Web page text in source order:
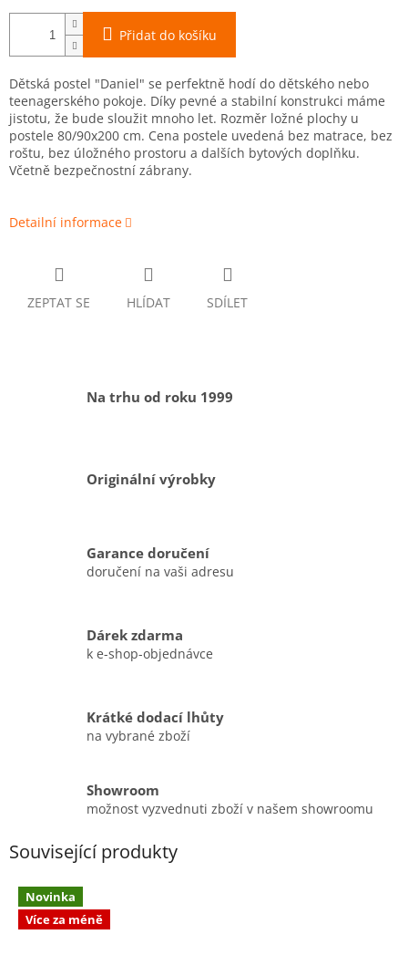
Přidat do košíku
Dětská postel "Daniel" se perfektně hodí do dětského nebo
teenagerského pokoje. Díky pevné a stabilní konstrukci máme
jistotu, že bude sloužit mnoho let. Rozměr ložné plochy u
postele 80/90x200 cm. Cena postele uvedená bez matrace, bez
roštu, bez úložného prostoru a dalších bytových doplňku.
Včetně bezpečnostní zábrany.
Detailní informace
ZEPTAT SE HLÍDAT SDÍLET
Na trhu od roku 1999
Originální výrobky
Garance doručení
doručení na vaši adresu
Dárek zdarma
k e-shop-objednávce
Krátké dodací lhůty
na vybrané zboží
Showroom
možnost vyzvednuti zboží v našem showroomu
Související produkty
Novinka
Více za méně